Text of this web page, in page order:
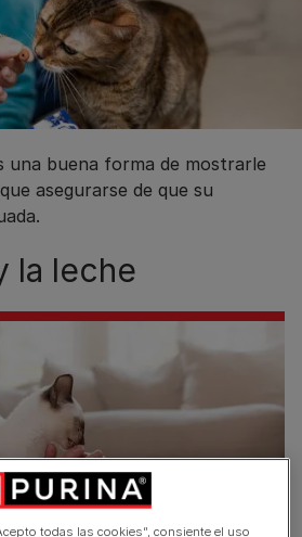
una buena forma de mostrarle
asegurarse de que su
la leche
todas las cookies”, consiente el uso